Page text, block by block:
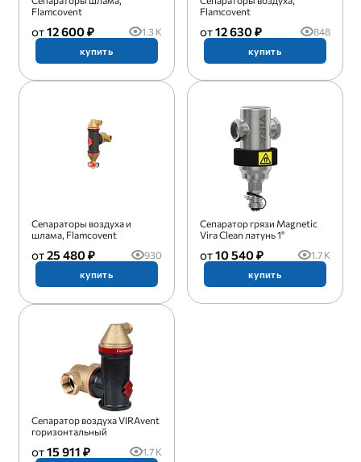
Flamcovent
12 600 ₽
1.3 K
купить
Flamcovent
12 630 ₽
848
купить
Сепараторы воздуха и
шлама, Flamcovent
25 480 ₽
930
купить
Сепаратор грязи Magnetic
Vira Clean латунь 1"
10 540 ₽
1.7 K
купить
Сепаратор воздуха VIRAvent
горизонтальный
15 911 ₽
1.7 K